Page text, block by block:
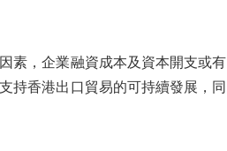
，企業融資成本及資本開支或有
持香港出口貿易的可持續發展，同